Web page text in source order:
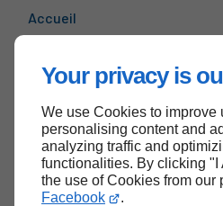
Your privacy is
We use Cookies to improve
personalising content and
analyzing traffic and
functionalities. By clicking "I
the use of Cookies from our
Facebook
.
Accueil
Mentions légales
Plan du site
Haut de